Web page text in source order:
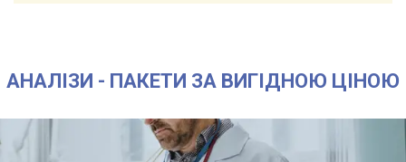
АНАЛІЗИ - ПАКЕТИ ЗА ВИГІДНОЮ ЦІНОЮ